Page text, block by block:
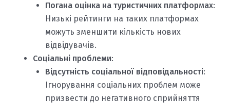
Погана оцінка на туристичних платформах:
Низькі рейтинги на таких платформах
можуть зменшити кількість нових
відвідувачів.
Соціальні проблеми:
Відсутність соціальної відповідальності:
Ігнорування соціальних проблем може
призвести до негативного сприйняття